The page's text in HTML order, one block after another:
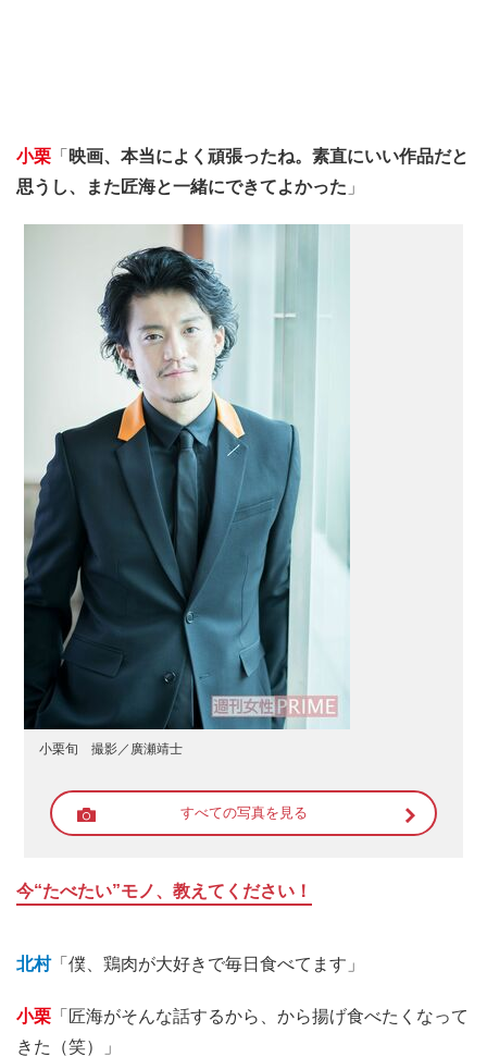
小栗 「 映画、本当によく頑張ったね。素直にいい作品だと
思うし、また匠海と一緒にできてよかった 」
小栗旬 撮影／廣瀬靖士
すべての写真を見る
今“たべたい”モノ、教えてください！
北村「僕、鶏肉が大好きで毎日食べてます」
小栗 「匠海がそんな話するから、から揚げ食べたくなって
きた（笑）」